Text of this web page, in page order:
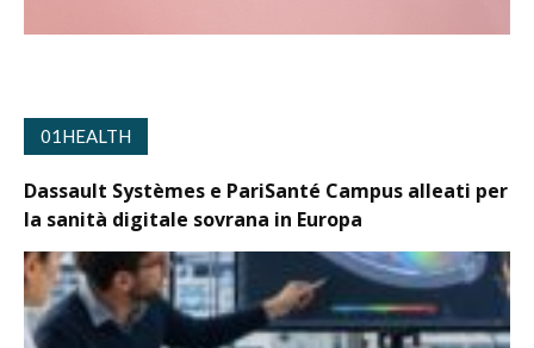
01HEALTH
Dassault Systèmes e PariSanté Campus alleati per
la sanità digitale sovrana in Europa